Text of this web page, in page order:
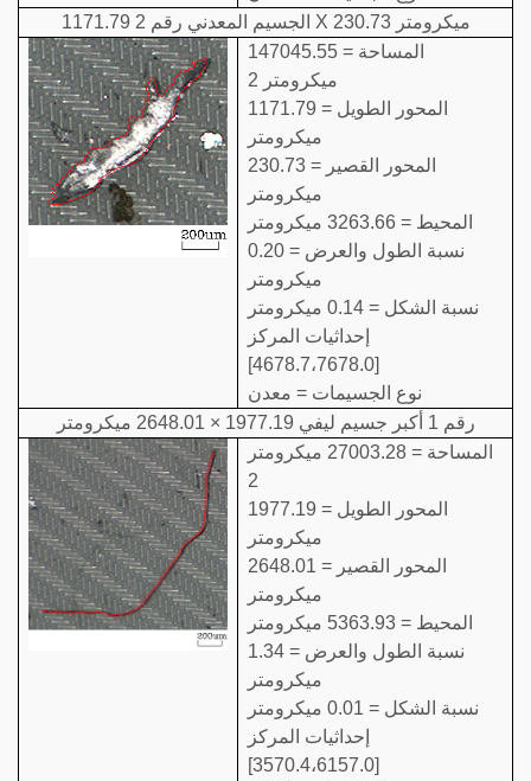
الجسيم المعدني رقم 2 1171.79 X 230.73 ميكرومتر
المساحة = 147045.55
ميكرومتر 2
المحور الطويل = 1171.79
ميكرومتر
المحور القصير = 230.73
ميكرومتر
المحيط = 3263.66 ميكرومتر
نسبة الطول والعرض = 0.20
ميكرومتر
نسبة الشكل = 0.14 ميكرومتر
إحداثيات المركز
[4678.7،7678.0]
نوع الجسيمات = معدن
رقم 1 أكبر جسيم ليفي 1977.19 × 2648.01 ميكرومتر
المساحة = 27003.28 ميكرومتر
2
المحور الطويل = 1977.19
ميكرومتر
المحور القصير = 2648.01
ميكرومتر
المحيط = 5363.93 ميكرومتر
نسبة الطول والعرض = 1.34
ميكرومتر
نسبة الشكل = 0.01 ميكرومتر
إحداثيات المركز
[3570.4،6157.0]